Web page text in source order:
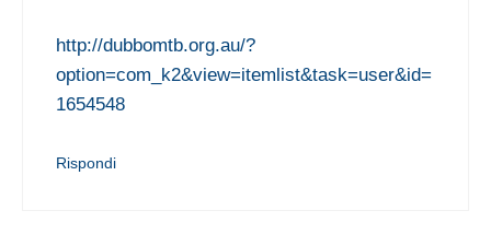
http://dubbomtb.org.au/?
option=com_k2&view=itemlist&task=user&id=
1654548
Rispondi